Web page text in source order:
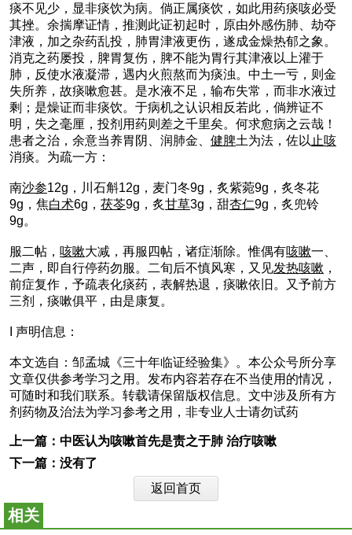
痰不见少，显非痰饮为病。倘正属痰饮，如此用药痰咳必受
其挫。余揣摩证情，推测此证初起时，原由外感伤肺、劫夺
津液，加之杂药乱投，肺胃津液更伤，遂成金燥热郁之象。
消克之药屡投，脾胃复伤，脾不能为胃行其津液以上灌于
肺，反使水液凝滞，遇内火煎熬而为痰浊。中土一亏，则金
失所养，故痰嗽愈甚。是水液不足，输布失常，而非水液过
剩；是燥证而非痰饮。于病机之认识相反若此，倘辨证不
明，失之毫厘，投剂用药则差之千里矣。何求愈病之云哉！
患者之治，余意当养胃阴、润肺金、 健脾土为法，佐以 止咳
消痰。为疏一方：
南沙参12g，川石斛12g，麦门冬9g，炙紫菀9g，炙冬花
9g，焦白术6g， 茯苓9g，炙甘草3g，甜杏仁9g，炙兜铃
9g。
服二帖， 咳嗽大减，再服四帖，诸症渐除。惟偶有咳嗽一、
二声，即自行停药勿服。二旬后不慎风寒，又见发热咳嗽 ，
前症复作，予疏表化痰药，表解热退，痰嗽依旧。又予前方
三剂，痰嗽俱平，由是康复。
I 声明信息：
本文选自：邹孟城《三十年临证经验集》。本公众号所分享
文章仅供参考学习之用。发布内容若存在不当使用的情况，
可随时和我们联系。转载请保留版权信息。文中涉及所有方
剂药物及治法为学习参考之用，非专业人士请勿试药
上一篇： 中医认为咳嗽首先是责之于肺 治疗咳嗽
下一篇：没有了
返回首页
相关